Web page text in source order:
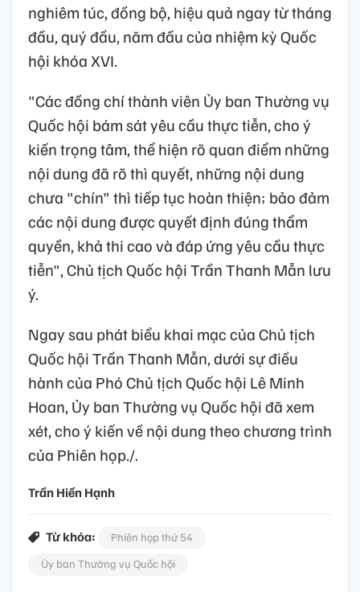
nghiêm túc, đồng bộ, hiệu quả ngay từ tháng
đầu, quý đầu, năm đầu của nhiệm kỳ Quốc
hội khóa XVI.
"Các đồng chí thành viên Ủy ban Thường vụ
Quốc hội bám sát yêu cầu thực tiễn, cho ý
kiến trọng tâm, thể hiện rõ quan điểm những
nội dung đã rõ thì quyết, những nội dung
chưa "chín" thì tiếp tục hoàn thiện; bảo đảm
các nội dung được quyết định đúng thẩm
quyền, khả thi cao và đáp ứng yêu cầu thực
tiễn", Chủ tịch Quốc hội Trần Thanh Mẫn lưu
ý.
Ngay sau phát biểu khai mạc của Chủ tịch
Quốc hội Trần Thanh Mẫn, dưới sự điều
hành của Phó Chủ tịch Quốc hội Lê Minh
Hoan, Ủy ban Thường vụ Quốc hội đã xem
xét, cho ý kiến về nội dung theo chương trình
của Phiên họp./.
Trần Hiền Hạnh
Từ khóa:
Phiên họp thứ 54
Ủy ban Thường vụ Quốc hội